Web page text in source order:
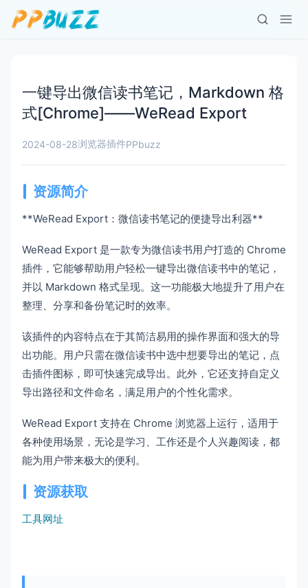
一键导出微信读书笔记，Markdown 格
式[Chrome]——WeRead Export
2024-08-28浏览器插件PPbuzz
资源简介
**WeRead Export：微信读书笔记的便捷导出利器**
WeRead Export 是一款专为微信读书用户打造的 Chrome
插件，它能够帮助用户轻松一键导出微信读书中的笔记，
并以 Markdown 格式呈现。这一功能极大地提升了用户在
整理、分享和备份笔记时的效率。
该插件的内容特点在于其简洁易用的操作界面和强大的导
出功能。用户只需在微信读书中选中想要导出的笔记，点
击插件图标，即可快速完成导出。此外，它还支持自定义
导出路径和文件命名，满足用户的个性化需求。
WeRead Export 支持在 Chrome 浏览器上运行，适用于
各种使用场景，无论是学习、工作还是个人兴趣阅读，都
能为用户带来极大的便利。
资源获取
工具网址